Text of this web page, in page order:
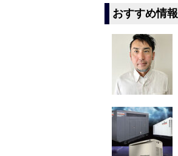
おすすめ情報